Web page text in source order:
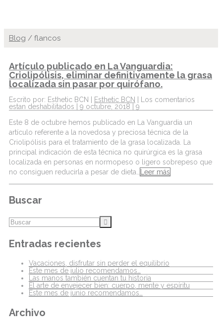
Blog / flancos
Artículo publicado en La Vanguardia:
Criolipólisis, eliminar definitivamente la grasa
localizada sin pasar por quirófano.
Escrito por: Esthetic BCN | Esthetic BCN
Los comentarios
estan deshabilitados | 9 octubre, 2018 | 9
Este 8 de octubre hemos publicado en La Vanguardia un
artículo referente a la novedosa y preciosa técnica de la
Criolipólisis para el tratamiento de la grasa localizada. La
principal indicación de esta técnica no quirúrgica es la grasa
localizada en personas en normopeso o ligero sobrepeso que
no consiguen reducirla a pesar de dieta…
Leer más
Buscar
Entradas recientes
Vacaciones, disfrutar sin perder el equilibrio
Este mes de julio recomendamos…
Las manos también cuentan tu historia
El arte de envejecer bien: cuerpo, mente y espíritu
Este mes de junio recomendamos…
Archivo